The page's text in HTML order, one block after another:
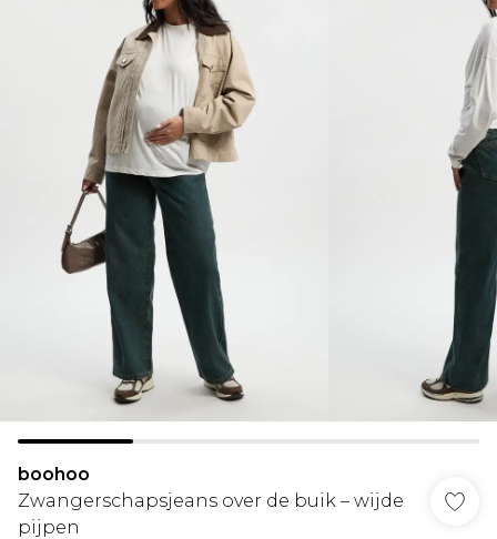
boohoo
Zwangerschapsjeans over de buik – wijde
pijpen